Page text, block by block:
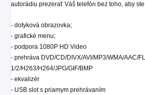
autorádiu prezerať Váš telefón bez toho, aby
- dotyková obrazovka;
- grafické menu;
- podpora 1080P HD Video
- prehráva DVD/CD/DIVX/AVI/MP3/WMA/AAC/
1/2/H263/H264/JPG/GIF/BMP
- ekvalizér
- USB slot s priamym prehrávaním